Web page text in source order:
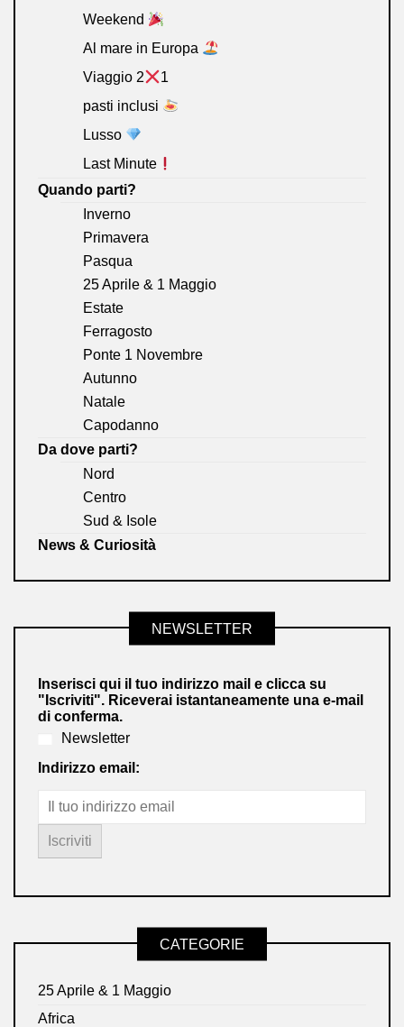
Weekend
Al mare in Europa
Viaggio 2
1
pasti inclusi
Lusso
Last Minute
Quando parti?
Inverno
Primavera
Pasqua
25 Aprile & 1 Maggio
Estate
Ferragosto
Ponte 1 Novembre
Autunno
Natale
Capodanno
Da dove parti?
Nord
Centro
Sud & Isole
News & Curiosità
NEWSLETTER
Inserisci qui il tuo indirizzo mail e clicca su
"Iscriviti". Riceverai istantaneamente una e-mail
di conferma.
Newsletter
Indirizzo email:
CATEGORIE
25 Aprile & 1 Maggio
Africa